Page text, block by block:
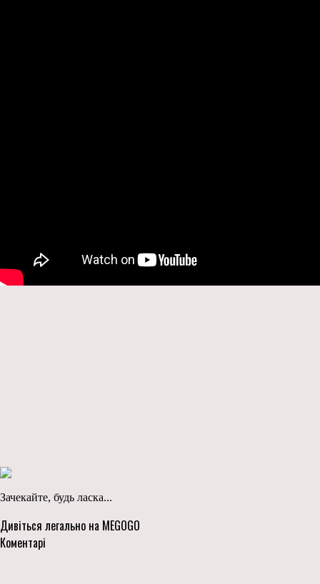
Зачекайте, будь ласка...
Дивіться легально на MEGOGO
Коментарі